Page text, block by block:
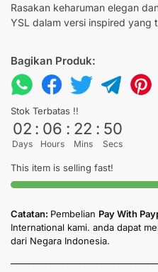
Rasakan keharuman elegan
YSL dalam versi inspired yang
Bagikan Produk:
Stok Terbatas !!
02
Days
: 06
Hours
: 22
Mins
: 49
Secs
This item is selling fast!
Catatan: Pembelian Pay With
International kami. anda dapat
dari Negara Indonesia.